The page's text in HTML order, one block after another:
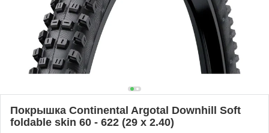
Покрышка Continental Argotal Downhill Soft
foldable skin 60 - 622 (29 x 2.40)